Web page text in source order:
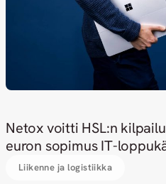
Netox voitti HSL:n
euron sopimus IT-
Liikenne ja logistiikka